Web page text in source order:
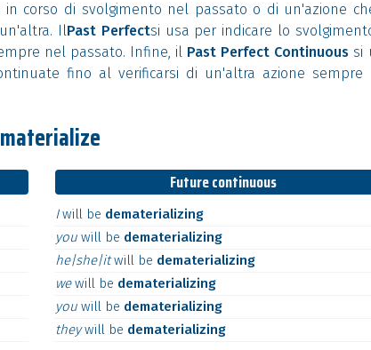
corso di svolgimento nel passato o di un'azione
IlPast Perfectsi usa per indicare lo
nel passato. Infine, il Past Perfect Continuous si
fino al verificarsi di un'altra azione sempre
Future continuous
Iwill be dematerializing
you will be dematerializing
he|she|itwill be dematerializing
wewill be dematerializing
you will be dematerializing
theywill be dematerializing